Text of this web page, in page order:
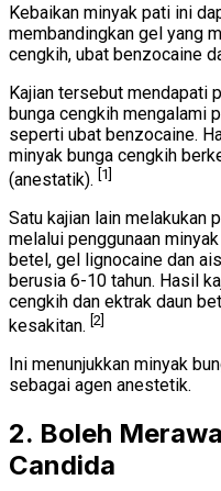
Kebaikan minyak pati ini
membandingkan gel yang
cengkih, ubat benzocaine
Kajian tersebut mendapati
bunga cengkih mengalami
seperti ubat benzocaine.
minyak bunga cengkih
(anestatik). [1]
Satu kajian lain melakukan
melalui penggunaan
betel, gel lignocaine dan
berusia 6-10 tahun. Hasil
cengkih dan ektrak daun
kesakitan. [2]
Ini menunjukkan minyak
sebagai agen anestetik.
2. Boleh
Candida